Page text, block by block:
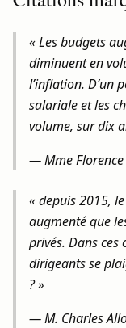
« Les budgets
diminuent en
l’inflation. D’un
salariale et les
volume, sur dix
—Mme
« depuis 2015,
augmenté que
privés. Dans ces
dirigeants se
? »
—M. Charles